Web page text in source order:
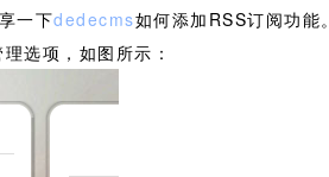
一下dedecms如何添加RSS订阅功能。
选项，如图所示：